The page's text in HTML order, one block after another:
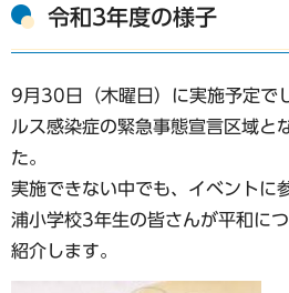
令和3年度の様子
9月30日（木曜日）に実施予定で
ルス感染症の緊急事態宣言区域と
た。
実施できない中でも、イベントに
浦小学校3年生の皆さんが平和に
紹介します。